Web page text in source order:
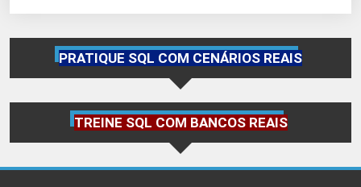
PRATIQUE SQL COM CENÁRIOS REAIS
TREINE SQL COM BANCOS REAIS